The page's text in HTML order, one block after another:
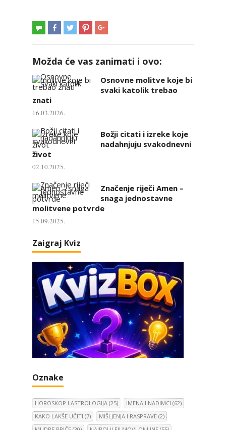
Možda će vas zanimati i ovo:
Osnovne molitve koje bi
svaki katolik trebao
znati
16.03.2026.
Božji citati i izreke koje
nadahnjuju svakodnevni
život
02.10.2025.
Značenje riječi Amen –
snaga jednostavne
molitvene potvrde
15.09.2025.
Zaigraj Kviz
Oznake
HOROSKOP I ASTROLOGIJA (25) IMENA I NADIMCI (62)
KAKO LAKŠE UČITI (7) MIŠLJENJA I RASPRAVE (2)